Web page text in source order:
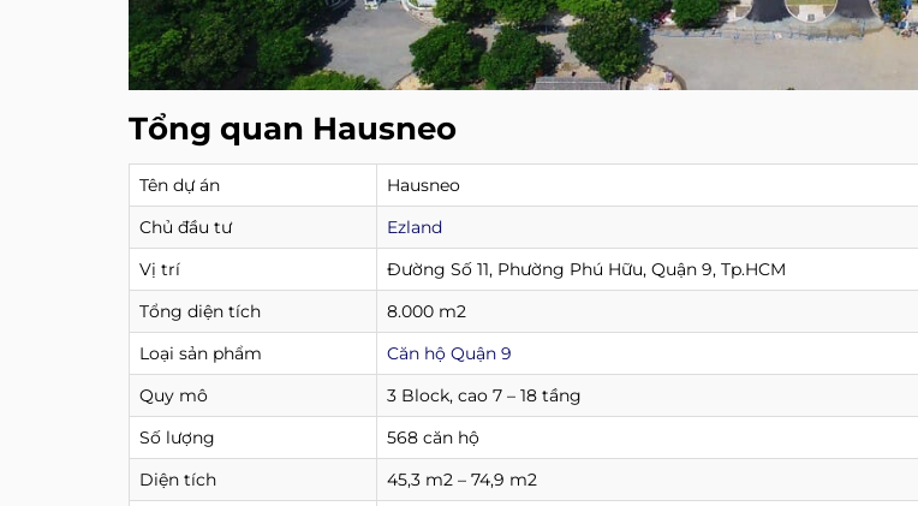
Tổng quan Hausneo
Tên dự án
Hausneo
Chủ đầu tư
Ezland
Vị trí
Đường Số 11, Phường Phú Hữu, Quận 9, Tp.HCM
Tổng diện tích
8.000 m2
Loại sản phẩm
Căn hộ Quận 9
Quy mô
3 Block, cao 7 – 18 tầng
Số lượng
568 căn hộ
Diện tích
45,3 m2 – 74,9 m2